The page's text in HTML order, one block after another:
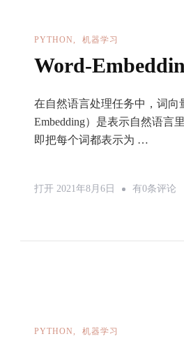
析
PYTHON 机器学习
Word-
在自然语言处理任务中，词向
Embedding）是表示自然语言
即把每个词都表示为 …
打开 2021年8月6日
Word-
有0条评论
PYTHON 机器学习